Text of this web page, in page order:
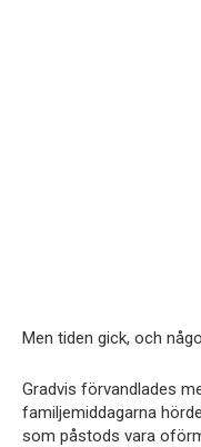
Men tiden gick, och
Gradvis förvandlades
familjemiddagarna
som påstods vara